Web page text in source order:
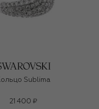
Sublima
21 400 ₽